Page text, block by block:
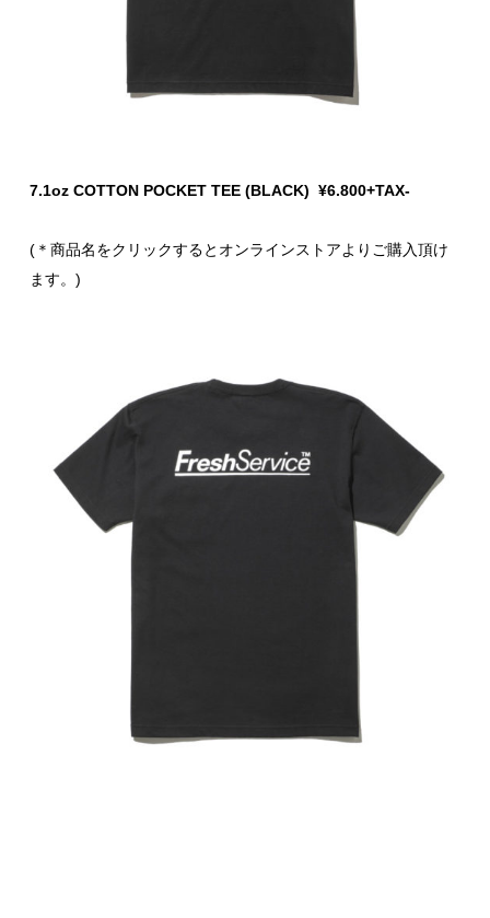
7.1oz COTTON POCKET TEE (BLACK) ¥6.800+TAX-
(＊商品名をクリックするとオンラインストアよりご購入頂け
ます。)